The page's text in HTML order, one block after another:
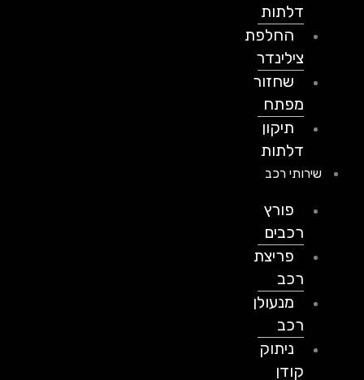
דלתות
החלפת
צילינדר
שחזור
מפתח
תיקון
דלתות
שירותי רכב
פורץ
רכבים
פריצת
מנעולן
ניתוק